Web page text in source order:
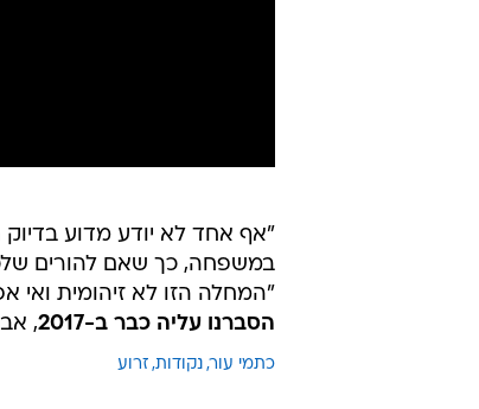
"אף אחד לא יודע מדוע
במשפחה, כך שאם להורים
"המחלה הזו לא זיהומית
הסברנו עליה כבר ב-2017
,
כתמי עור נקודות זרוע